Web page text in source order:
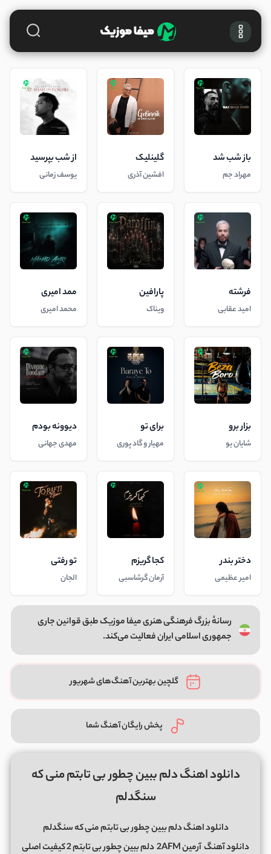
باز شب شد
مهراد جم
گلینلیک
افشین آذری
از شب بپرسید
یوسف زمانی
فرشته
امید عقابی
پارافین
ویناک
ممد امیری
محمد امیری
بزار برو
شایان یو
برای تو
مهیار و گاد پوری
دیوونه بودم
مهدی جهانی
دختر بندر
امیر عظیمی
کجا گریزم
آرمان گرشاسبی
تو رفتی
الجان
رسانهٔ بزرگ فرهنگی هنری میفا موزیک طبق قوانین جاری
جمهوری اسلامی ایران فعالیت می‌کند.
گلچین بهترین آهنگ‌های شهریور
پخش رایگان آهنگ شما
دانلود اهنگ دلم ببین چطور بی تابتم منی که
سنگدلم
دانلود اهنگ دلم ببین چطور بی تابتم منی که سنگدلم
دانلود آهنگآرمین 2AFM دلم ببین چطور بی تابتم 2 کیفیت اصلی